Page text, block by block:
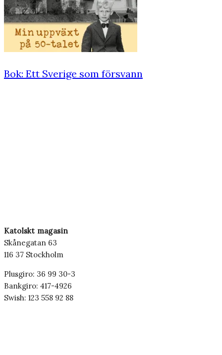
Bok: Ett Sverige som försvann
Katolskt magasin
Skånegatan 63
116 37 Stockholm
Plusgiro: 36 99 30-3
Bankgiro: 417-4926
Swish: 123 558 92 88